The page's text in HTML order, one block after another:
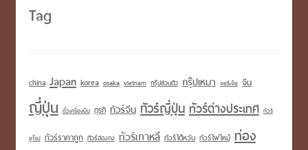
Tag
china Japan korea osaka vietnam กรุ๊ปส่วนตัว กรุ๊ปเหมา จอร์เจีย จีน
ญี่ปุ่น ตั๋วเครื่องบิน ตุรกี ทัวร์จีน ทัวร์ญี่ปุ่น ทัวร์ต่างประเทศ ทัวร์
ยุโรป ทัวร์ราคาถูก ทัวร์ฮ่องกง ทัวร์เกาหลี ทัวร์ไต้หวัน ทัวร์ไฟไหม้ ท่อง